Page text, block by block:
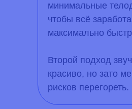
минимальные
чтобы всё
максимально
Второй подход
красиво, но зато
рисков перегореть.